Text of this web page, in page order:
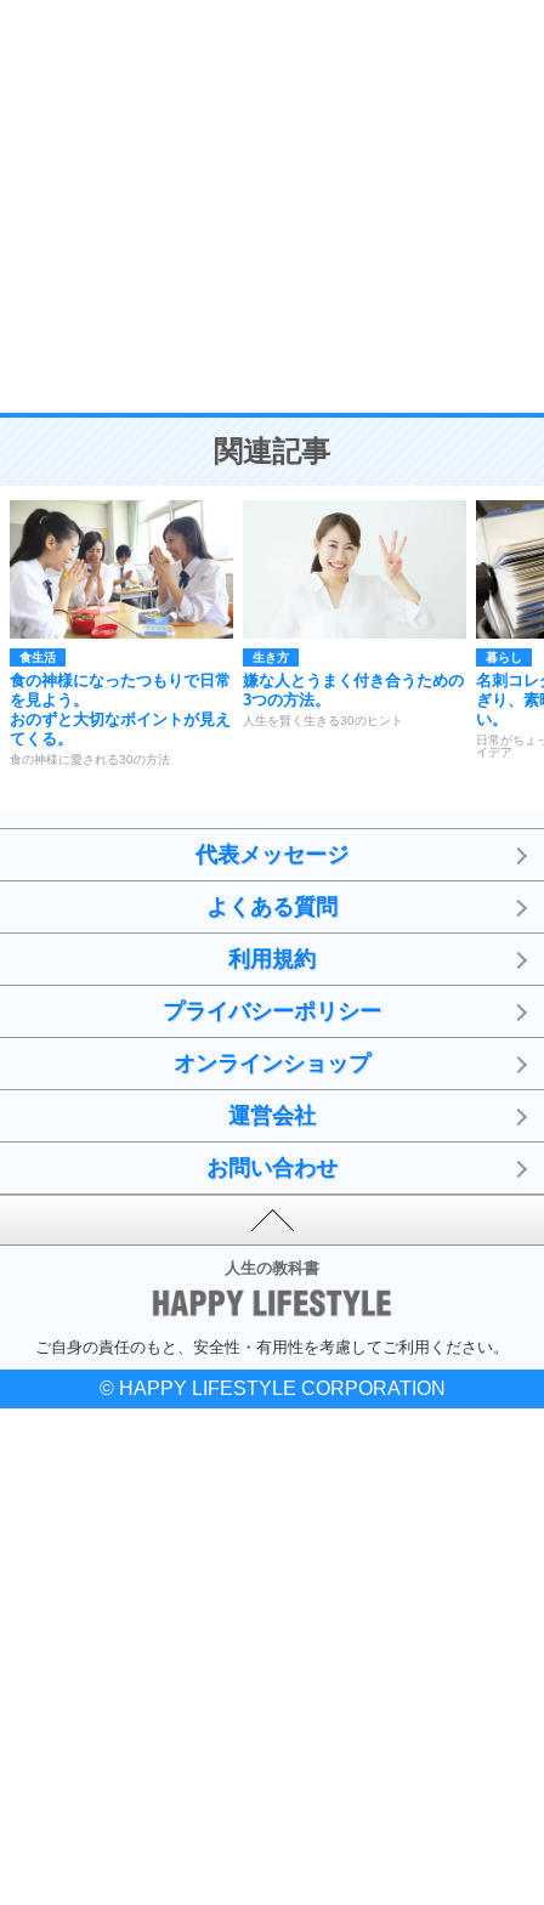
ことが大切。
関連記事
食生活
食の神様になったつもりで日常
を見よう。
おのずと大切なポイントが見え
てくる。
食の神様に愛される30の方法
生き方
嫌な人とうまく付き合うための
3つの方法。
人生を賢く生きる30のヒント
暮らし
名刺コレ
ぎり、
い。
日常がちょ
イデア
代表メッセージ
よくある質問
利用規約
プライバシーポリシー
オンラインショップ
運営会社
お問い合わせ
人生の教科書
ご自身の責任のもと、安全性・有用性を考慮してご利用ください。
© HAPPY LIFESTYLE CORPORATION